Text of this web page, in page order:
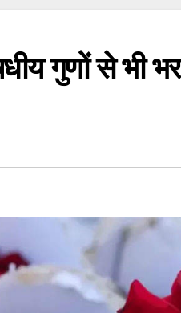
गुणों से भी